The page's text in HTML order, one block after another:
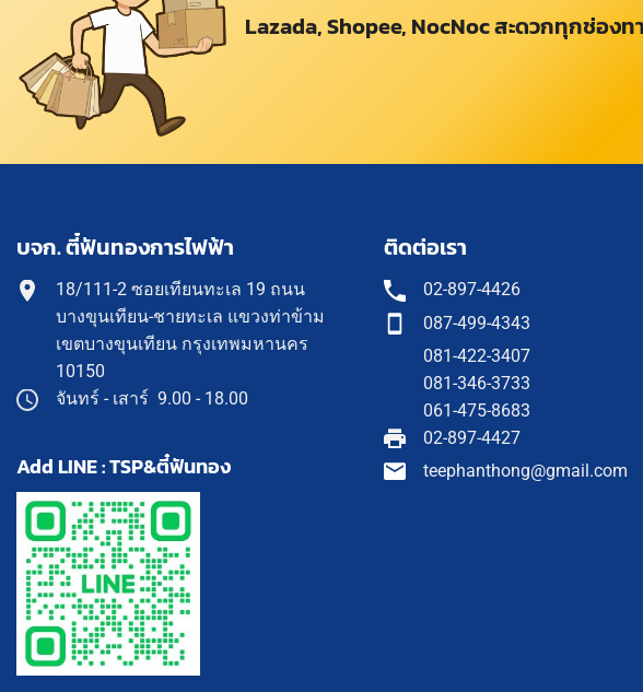
Lazada, Shopee, NocNoc สะดวกทุกช่องท
บจก. ตี๋ฟันทองการไฟฟ้า
18/111-2 ซอยเทียนทะเล 19 ถนน
บางขุนเทียน-ชายทะเล แขวงท่าข้าม
เขตบางขุนเทียน กรุงเทพมหานคร
10150
จันทร์ - เสาร์ 9.00 - 18.00
Add LINE : TSP&ตี๋ฟันทอง
ติดต่อเรา
02-897-4426
087-499-4343
081-422-3407
081-346-3733
061-475-8683
02-897-4427
teephanthong@gmail.com